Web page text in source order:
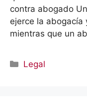
contra abogado
ejerce la abogacía
mientras que un
Categorías
Legal